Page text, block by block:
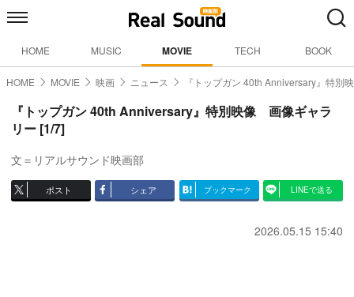
HOME MUSIC MOVIE TECH BOOK
HOME MOVIE 映画 ニュース 『トップガン 40th Anniversary』特別
『トップガン 40th Anniversary』特別映像 画像ギャラ
リー [1/7]
文＝リアルサウンド映画部
ポスト シェア ブックマーク LINEで送る
2026.05.15 15:40